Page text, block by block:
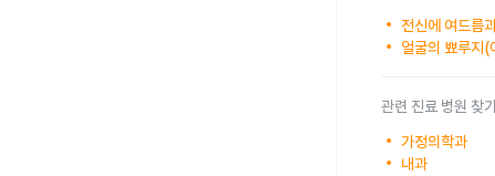
전신에 여드름
얼굴의 뾰루지(
관련 진료 병원 찾
가정의학과
내과